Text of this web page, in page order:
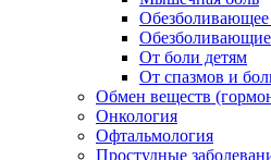
От боли детям
От спазмов и
Обмен веществ
Онкология
Офтальмология
Простудные